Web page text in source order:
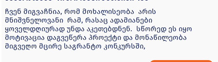
ჩვენ მიგვაჩნია, რომ მოხალისეობა არის
მნიშვნელოვანი რამ, რასაც ადამიანები
ყოველდღიურად უნდა აკეთებდნენ. სწორედ ეს იყო
მოტივაცია დაგვეწერა პროექტი და მონაწილეობა
მიგვეღო მცირე საგრანტო კონკურსში,